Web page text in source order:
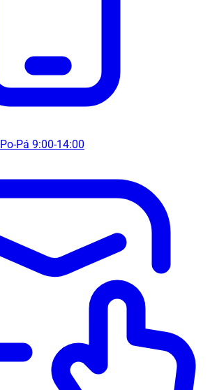
Po-Pá 9:00-14:00